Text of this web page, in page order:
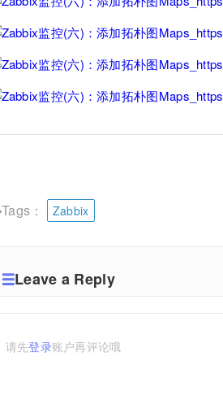
Tags： Zabbix
Leave a Reply
请先登录账户再评论哦